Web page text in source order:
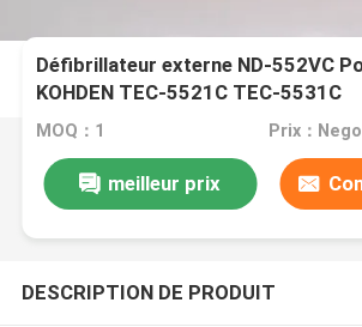
Défibrillateur externe ND-552VC
KOHDEN TEC-5521C TEC-5531C
MOQ：1
meilleur prix
DESCRIPTION DE PRODUIT